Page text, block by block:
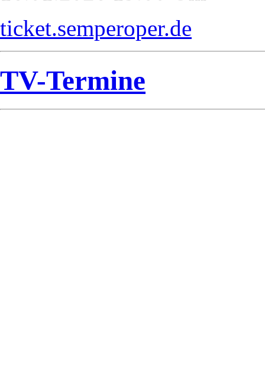
ticket.semperoper.de
TV-Termine